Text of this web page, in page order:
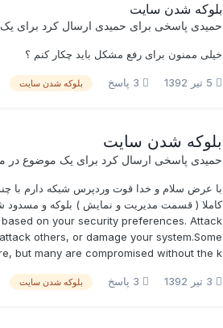
بلوکه شدن سایت
حمیدی پاسخی برای حمیدی ارسال کرد برای
خیلی ممنون برای رفع مشکل باید چکار کنم ؟
5 تیر 1392 بلوکه شدن سایت
بلوکه شدن سایت
حمیدی پاسخی ارسال کرد برای یک موضوع در
on your security preferences. Attack
others, or damage your system.Some
but many are compromised without the k
3 تیر 1392 بلوکه شدن سایت